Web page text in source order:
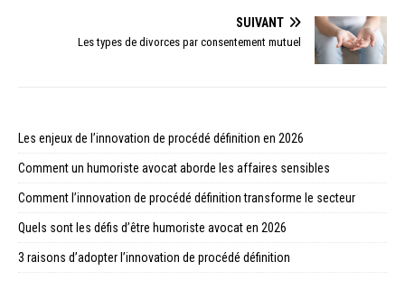
SUIVANT
Les types de divorces par consentement mutuel
Les enjeux de l’innovation de procédé définition en 2026
Comment un humoriste avocat aborde les affaires sensibles
Comment l’innovation de procédé définition transforme le secteur
Quels sont les défis d’être humoriste avocat en 2026
3 raisons d’adopter l’innovation de procédé définition